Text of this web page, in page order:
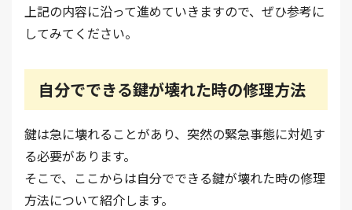
上記の内容に沿って進めていきますので、ぜひ参考に
してみてください。
自分でできる鍵が壊れた時の修理方法
鍵は急に壊れることがあり、突然の緊急事態に対処す
る必要があります。
そこで、ここからは自分でできる鍵が壊れた時の修理
方法について紹介します。